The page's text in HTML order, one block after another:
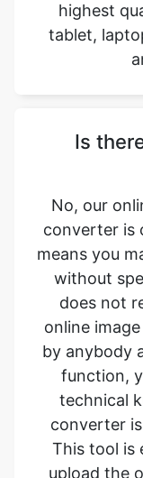
Is
converter is
means you
without
does not
online
by anybody
function,
technical
converter
This tool is
upload the